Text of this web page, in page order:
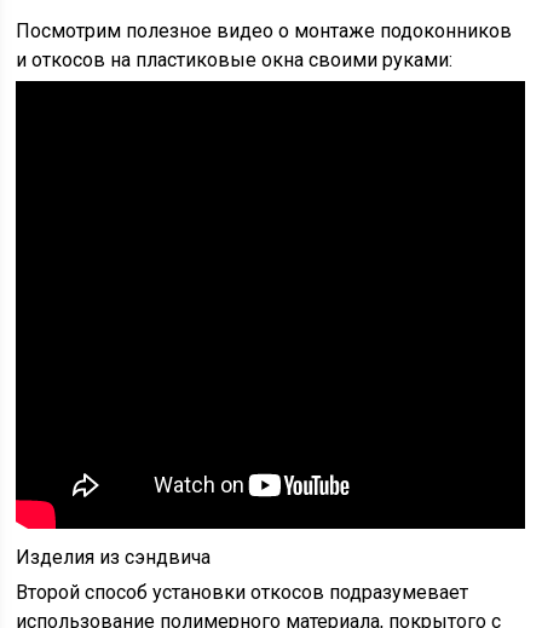
Посмотрим полезное видео о монтаже подоконников
и откосов на пластиковые окна своими руками:
Изделия из сэндвича
Второй способ установки откосов подразумевает
использование полимерного материала, покрытого с